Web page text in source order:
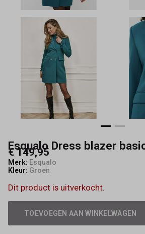
Capisce
Mode
Esqualo Dress blazer
€ 149,95
Merk: Esqualo
Kleur: Groen
Dit product is uitverkocht.
TOEVOEGEN AAN WINKELWAGEN